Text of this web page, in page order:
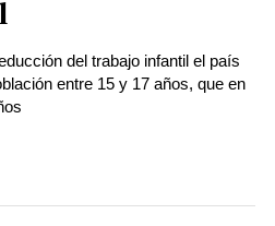
del trabajo infantil el país
entre 15 y 17 años, que en